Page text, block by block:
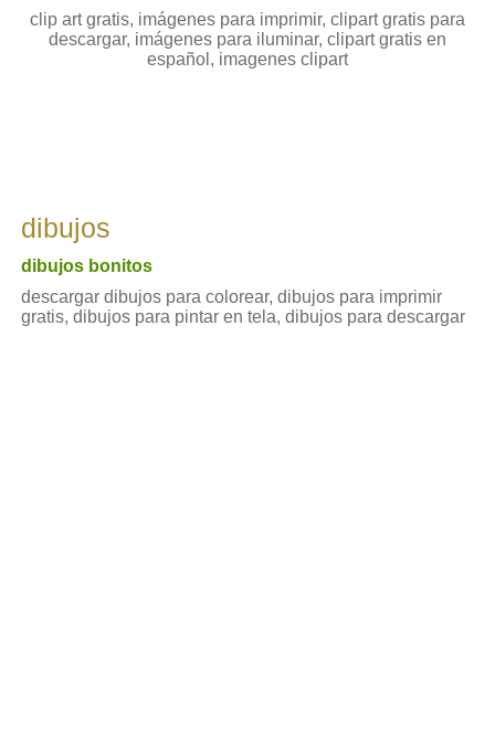
clip art gratis, imágenes para imprimir, clipart gratis para
descargar, imágenes para iluminar, clipart gratis en
español, imagenes clipart
dibujos
dibujos bonitos
descargar dibujos para colorear, dibujos para imprimir
gratis, dibujos para pintar en tela, dibujos para descargar